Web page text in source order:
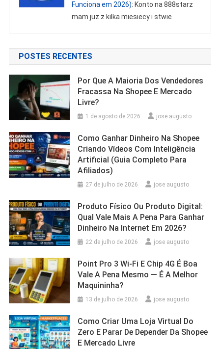
Funciona em 2026): Konto na 888starz
mam juz z kilka miesiecy i stwie
POSTES RECENTES
Por Que A Maioria Dos Vendedores
Fracassa Na Shopee E Mercado
Livre?
1 de agosto de 2026 jose augusto
Como Ganhar Dinheiro Na Shopee
Criando Vídeos Com Inteligência
Artificial (Guia Completo Para
Afiliados)
27 de julho de 2026 jose augusto
Produto Físico Ou Produto Digital:
Qual Vale Mais A Pena Para Ganhar
Dinheiro Na Internet Em 2026?
22 de julho de 2026 jose augusto
Point Pro 3 Wi‑Fi E Chip 4G É Boa
Vale A Pena Mesmo — É A Melhor
Maquininha?
13 de julho de 2026 jose augusto
Como Criar Uma Loja Virtual Do
Zero E Parar De Depender Da Shopee
E Mercado Livre